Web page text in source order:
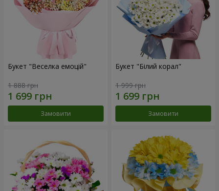
Букет "Веселка емоцій"
1 888 грн
Замовити
Букет "Білий корал"
1 999 грн
Замовити